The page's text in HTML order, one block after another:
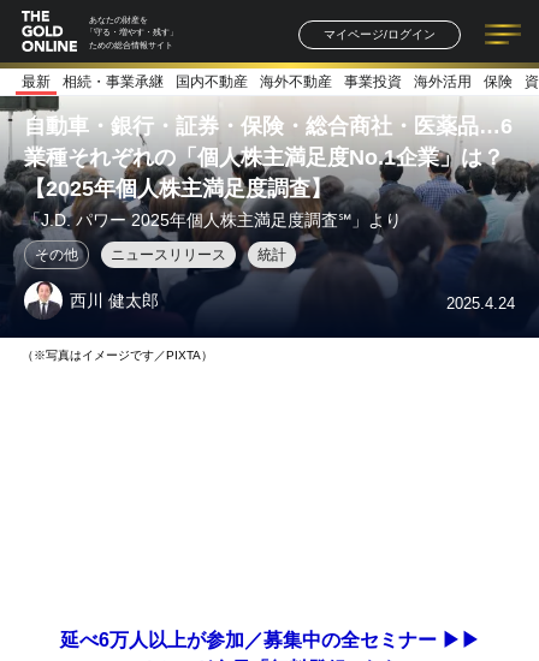
あなたの財産を
「守る・増やす・残す」
ための総合情報サイト
マイページ/ログイン
記事一覧 連載一覧
著者一覧 書籍一覧
最新 相続・事業承継 国内不動産 海外不動産 事業投資 海外活用 保険
自動車・銀行・証券・保険・総合商社・医薬品…6
業種それぞれの「個人株主満足度No.1企業」は？
【2025年個人株主満足度調査】
「J.D. パワー 2025年個人株主満足度調査℠」より
その他 ニュースリリース 統計
西川 健太郎 2025.4.24
（※写真はイメージです／PIXTA）
延べ6万人以上が参加／募集中の全セミナー ▶▶